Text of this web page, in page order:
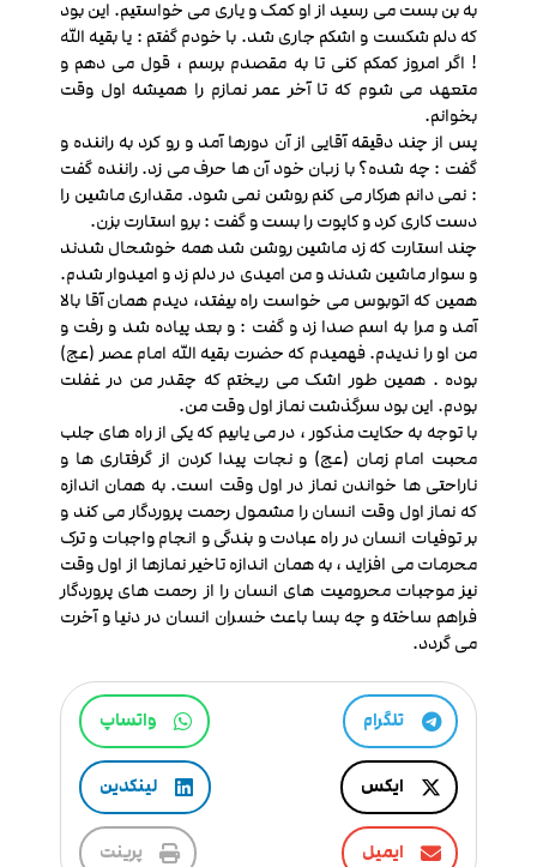
به بن بست می رسید از او کمک و یاری می خواستیم. این بود
که دلم شکست و اشکم جاری شد. با خودم گفتم : یا بقیه الله
! اگر امروز کمکم کنی تا به مقصدم برسم ، قول می دهم و
متعهد می شوم که تا آخر عمر نمازم را همیشه اول وقت
بخوانم.
پس از چند دقیقه آقایی از آن دورها آمد و رو کرد به راننده و
گفت : چه شده؟ با زبان خود آن ها حرف می زد. راننده گفت
: نمی دانم هرکار می کنم روشن نمی شود. مقداری ماشین را
دست کاری کرد و کاپوت را بست و گفت : برو استارت بزن.
چند استارت که زد ماشین روشن شد همه خوشحال شدند
و سوار ماشین شدند و من امیدی در دلم زد و امیدوار شدم.
همین که اتوبوس می خواست راه بیفتد، دیدم همان آقا بالا
آمد و مرا به اسم صدا زد و گفت : و بعد پیاده شد و رفت و
من او را ندیدم. فهمیدم که حضرت بقیه الله امام عصر (عج)
بوده . همین طور اشک می ریختم که چقدر من در غفلت
بودم. این بود سرگذشت نماز اول وقت من.
با توجه به حکایت مذکور ، در می یابیم که یکی از راه های جلب
محبت امام زمان (عج) و نجات پیدا کردن از گرفتاری ها و
ناراحتی ها خواندن نماز در اول وقت است. به همان اندازه
که نماز اول وقت انسان را مشمول رحمت پروردگار می کند و
بر توفیات انسان در راه عبادت و بندگی و انجام واجبات و ترک
محرمات می افزاید ، به همان اندازه تاخیر نمازها از اول وقت
نیز موجبات محرومیت های انسان را از رحمت های پروردگار
فراهم ساخته و چه بسا باعث خسران انسان در دنیا و آخرت
می گردد.
تلگرام واتساپ
ایکس لینکدین
ایمیل پرینت